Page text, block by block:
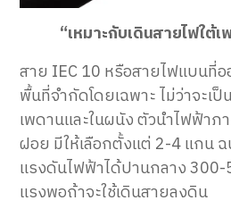
“เหมาะกับเดินสายไฟใต้
สาย IEC 10 หรือสายไฟแบนที่อ
พื้นที่จำกัดโดยเฉพาะ ไม่ว่าจะเ
เพดานและในผนัง ตัวนำไฟฟ้าภ
ฝอย มีให้เลือกตั้งแต่ 2-4 แกน
แรงดันไฟฟ้าได้ปานกลาง 300-
แรงพอถ้าจะใช้เดินสายลงดิน